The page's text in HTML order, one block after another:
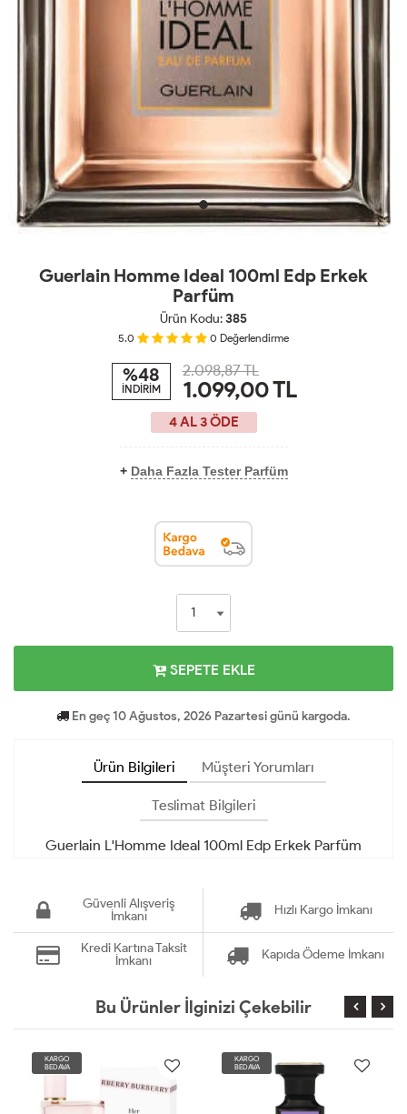
Guerlain Homme Ideal 100ml Edp Erkek
Parfüm
Ürün Kodu:385
5.0 0 Değerlendirme
%48
İNDİRİM
2.098,87 TL
1.099,00TL
4 AL 3 ÖDE
+ Daha Fazla Tester Parfüm
SEPETE EKLE
En geç 10 Ağustos, 2026 Pazartesi günü kargoda.
Ürün Bilgileri Müşteri Yorumları
Teslimat Bilgileri
Guerlain L'Homme Ideal 100ml Edp Erkek Parfüm
Güvenli Alışveriş
İmkanı
Hızlı Kargo İmkanı
Kredi Kartına Taksit
İmkanı
Kapıda Ödeme İmkanı
Bu Ürünler İlginizi Çekebilir
KARGO
BEDAVA
KARGO
BEDAVA